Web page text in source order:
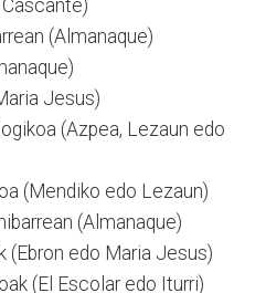
(Almanaque)
Jesus)
(Azpea, Lezaun edo
(Mendiko edo Lezaun)
(Almanaque)
(Ebron edo Maria Jesus)
(El Escolar edo Iturri)